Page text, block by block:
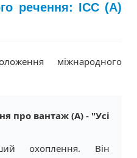
речення: ICC (A)
міжнародного
про вантаж (A) - "Усі
охоплення. Він